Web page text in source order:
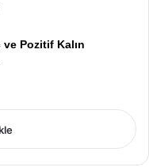
Pozitif Kalın